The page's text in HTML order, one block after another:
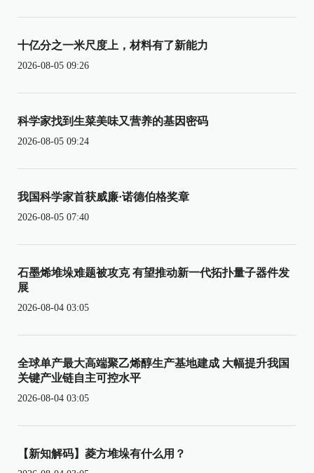
十亿分之一米尺度上，材料有了新能力
2026-08-05 09:26
科学家找到生菜美味又营养的基因密码
2026-08-05 09:24
我国科学家首获威廉·诺德伯格奖章
2026-08-05 07:40
石墨烯堆垛难题被攻克 有望推动新一代拓扑量子器件发
展
2026-08-04 03:05
全球单产最大高端聚乙烯醇生产基地建成 大幅提升我国
关键产业链自主可控水平
2026-08-04 03:05
【新知解码】菱方堆垛有什么用？